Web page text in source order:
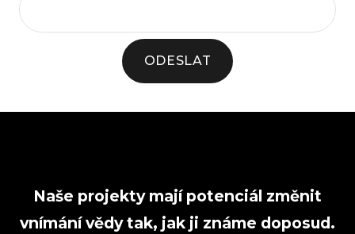
ODESLAT
Naše projekty mají potenciál změnit
vnímání vědy tak, jak ji známe doposud.